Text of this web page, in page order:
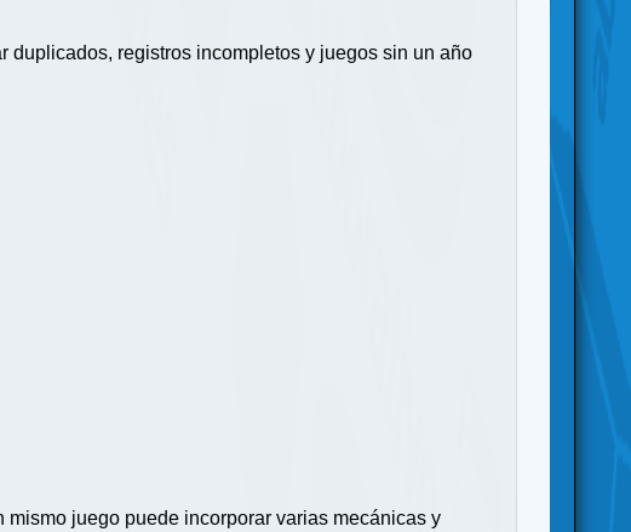
duplicados, registros incompletos y juegos sin un año
juego puede incorporar varias mecánicas y